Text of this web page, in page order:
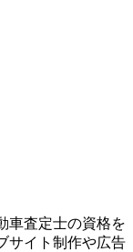
車査定士の資格を
サイト制作や広告